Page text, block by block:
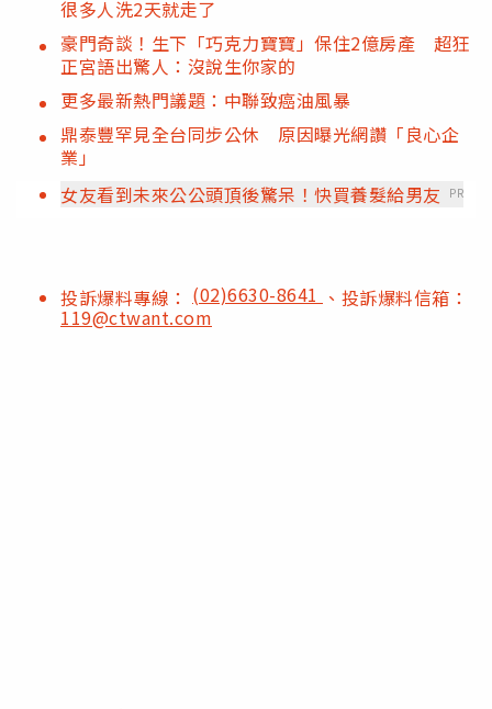
很多人洗2天就走了
豪門奇談！生下「巧克力寶寶」保住2億房產 超狂
正宮語出驚人：沒說生你家的
更多最新熱門議題：中聯致癌油風暴
鼎泰豐罕見全台同步公休 原因曝光網讚「良心企
業」
女友看到未來公公頭頂後驚呆！快買養髮給男友
PR
投訴爆料專線： (02)6630-8641 、投訴爆料信箱：
119@ctwant.com